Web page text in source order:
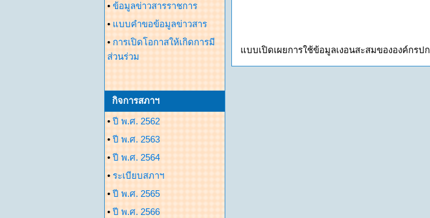
• ข้อมูลข่าวสารราชการ
• แบบคำขอข้อมูลข่าวสาร
• การเปิดโอกาสให้เกิดการมี
ส่วนร่วม
กิจการสภาฯ
• ปี พ.ศ. 2562
• ปี พ.ศ. 2563
• ปี พ.ศ. 2564
• ระเบียบสภาฯ
• ปี พ.ศ. 2565
• ปี พ.ศ. 2566
แบบเปิดเผยการใช้ข้อมูลเงอนสะสมขององค์กร